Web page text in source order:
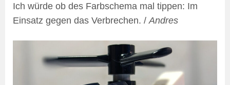
Ich würde ob des Farbschema mal tippen: Im
Einsatz gegen das Verbrechen. / Andres